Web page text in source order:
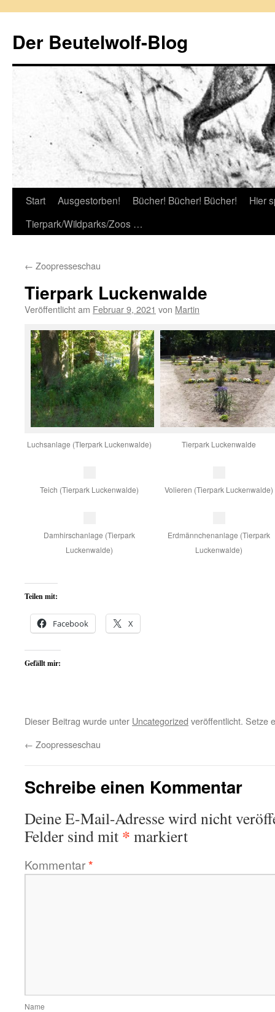
springen
Der Beutelwolf-Blog
Start Ausgestorben! Bücher! Bücher! Bücher!
Hier
Tierpark/Wildparks/Zoos …
← Zoopresseschau
Tierpark Luckenwalde
Veröffentlicht am Februar 9, 2021 von Martin
Luchsanlage (TIerpark Luckenwalde) Tierpark Luckenwalde
Teich (Tierpark Luckenwalde) Volieren (Tierpark Luckenwalde)
Damhirschanlage (Tierpark
Luckenwalde)
Erdmännchenanlage (Tierpark
Luckenwalde)
Teilen mit:
Facebook X
Gefällt mir:
Dieser Beitrag wurde unter Uncategorized veröffentlicht. Setze
← Zoopresseschau
Schreibe einen Kommentar
Deine E-Mail-Adresse wird nicht
Felder sind mit * markiert
Kommentar*
Name